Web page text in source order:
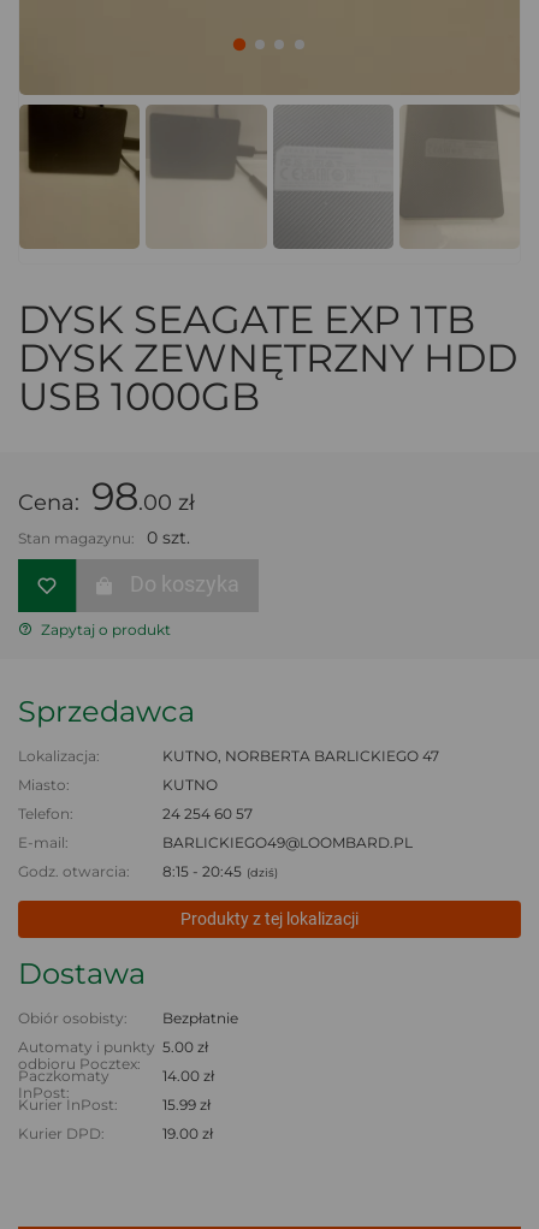
DYSK SEAGATE EXP 1TB
DYSK ZEWNĘTRZNY HDD
USB 1000GB
Cena: 98.00 zł
Stan magazynu: 0 szt.
Do koszyka
Zapytaj o produkt
Sprzedawca
Lokalizacja:
KUTNO, NORBERTA BARLICKIEGO 47
Miasto:
KUTNO
Telefon:
24 254 60 57
E-mail:
BARLICKIEGO49@LOOMBARD.PL
Godz. otwarcia:
8:15 - 20:45 (dziś)
Produkty z tej lokalizacji
Dostawa
Obiór osobisty:
Bezpłatnie
Automaty i punkty
odbioru Pocztex:
5.00 zł
Paczkomaty
InPost:
14.00 zł
Kurier InPost:
15.99 zł
Kurier DPD:
19.00 zł